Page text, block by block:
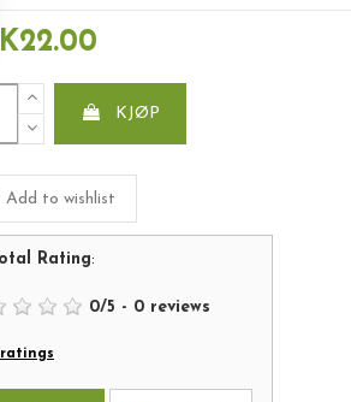
KJØP
Add to wishlist
Rating:
0/5 - 0 reviews
ratings